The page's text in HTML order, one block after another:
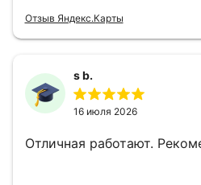
Отзыв Яндекс.Карты
s b.
16 июля 2026
Отличная работают.